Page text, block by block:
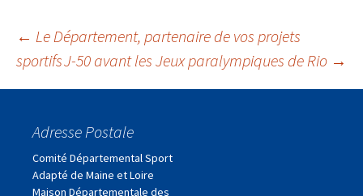
Navigation
des
articles
← Le Département, partenaire de vos projets
sportifsJ-50 avant les Jeux paralympiques de Rio →
Adresse Postale
Comité Départemental Sport
Adapté de Maine et Loire
Maison Départementale des